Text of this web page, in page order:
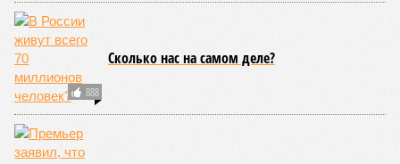
Сахары. Леса начинают гореть всё чаще и чаще,
достаточно посмотреть общемировую статистику; сотни
тысяч людей остаются без крова, десятки тысяч – гибнут.
Но проблема не только в этом. Проблема ещё и в том, что
огонь уничтожает лесную экосистему, сельское хозяйство
и кропотливо созданную человеком инфраструктуру.
Учитывая то, что пожары начинают становиться чуть ли не
ежегодной реальностью на фоне глобального потепления,
год за годом их будет всё больше, и здесь уже среди